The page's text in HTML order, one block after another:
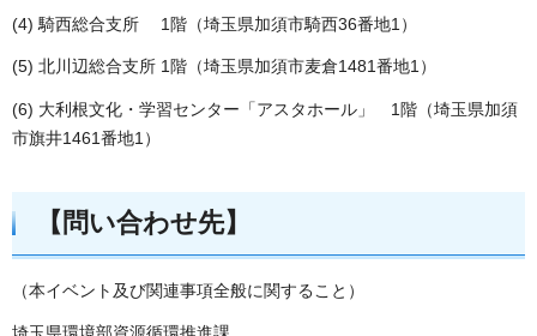
(4) 騎西総合支所 1階（埼玉県加須市騎西36番地1）
(5) 北川辺総合支所 1階（埼玉県加須市麦倉1481番地1）
(6) 大利根文化・学習センター「アスタホール」 1階（埼玉県加須
市旗井1461番地1）
【問い合わせ先】
（本イベント及び関連事項全般に関すること）